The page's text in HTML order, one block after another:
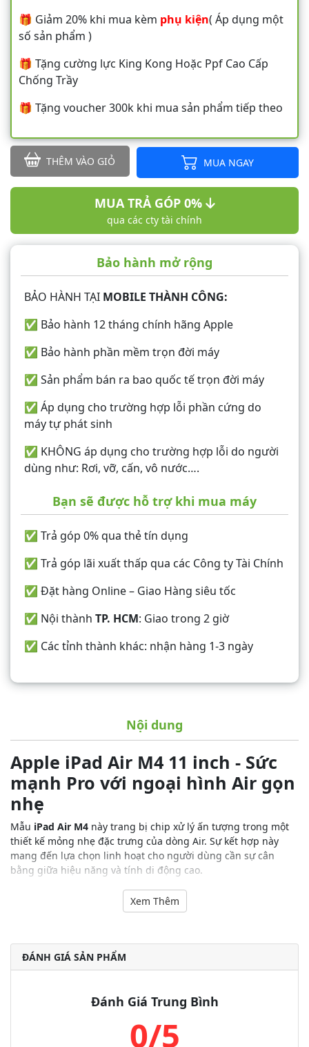
🎁 Giảm 20% khi mua kèm phụ kiện( Áp dụng một
số sản phẩm )
🎁 Tặng cường lực King Kong Hoặc Ppf Cao Cấp
Chống Trầy
🎁 Tặng voucher 300k khi mua sản phẩm tiếp theo
THÊM VÀO GIỎ MUA NGAY
MUA TRẢ GÓP 0%
qua các cty tài chính
Bảo hành mở rộng
BẢO HÀNH TẠI MOBILE THÀNH CÔNG:
✅ Bảo hành 12 tháng chính hãng Apple
✅ Bảo hành phần mềm trọn đời máy
✅ Sản phẩm bán ra bao quốc tế trọn đời máy
✅ Áp dụng cho trường hợp lỗi phần cứng do
máy tự phát sinh
✅ KHÔNG áp dụng cho trường hợp lỗi do người
dùng như: Rơi, vỡ, cấn, vô nước….
Bạn sẽ được hỗ trợ khi mua máy
✅ Trả góp 0% qua thẻ tín dụng
✅ Trả góp lãi xuất thấp qua các Công ty Tài Chính
✅ Đặt hàng Online – Giao Hàng siêu tốc
✅ Nội thành TP. HCM: Giao trong 2 giờ
✅ Các tỉnh thành khác: nhận hàng 1-3 ngày
Nội dung
Apple iPad Air M4 11 inch - Sức
mạnh Pro với ngoại hình Air gọn
nhẹ
Mẫu iPad Air M4 này trang bị chip xử lý ấn tượng trong một
thiết kế mỏng nhẹ đặc trưng của dòng Air. Sự kết hợp này
mang đến lựa chọn linh hoạt cho người dùng cần sự cân
bằng giữa hiệu năng và tính di động cao.
Hiệu suất bứt phá từ chip M4 cùng
Apple Intelligence
11 inch 128GB Wifi vận hành đa nhiệm một cách mượt mà và
ổn định. Thêm vào đó, hệ thống Apple Intelligence kết hợp
khi xử lý các tác vụ trí tuệ nhân tạo khác. Ngoài ra, bộ nhớ
thống nhất 12GB còn cho phép thiết bị vận hành đa nhiệm ổn
định trong thời gian dài và ít gặp trở ngại.
Xem Thêm
ĐÁNH GIÁ SẢN PHẨM
Đánh Giá Trung Bình
0/5